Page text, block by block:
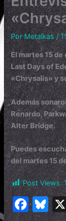
PorMetalkas/
El martes 15
Last Days of
«Chrysalis» y
Además
Renardo,
Alter Bridge.
Puedes
del martes 15
Post Views:
F Bl